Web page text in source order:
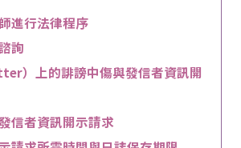
進行法律程序
詢
）上的誹謗中傷與發信者資訊開
信者資訊開示請求